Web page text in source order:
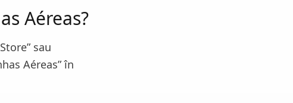
Aéreas?
sau
Aéreas” în